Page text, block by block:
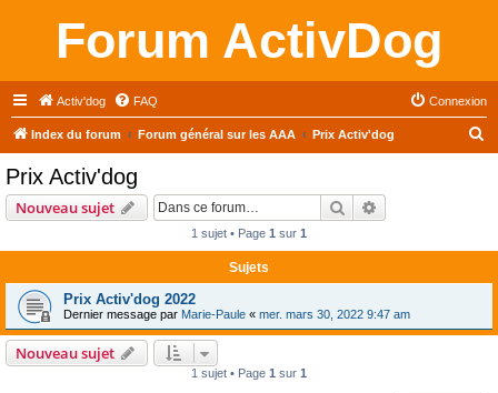
Forum ActivDog
Activ'dog FAQ Connexion
Index du forum Forum général sur les AAA Prix Activ'dog
Prix Activ'dog
Nouveau sujet Rechercher
1 sujet • Page 1 sur 1
Sujets
Prix Activ'dog 2022
Dernier message par Marie-Paule « mer. mars 30, 2022 9:47 am
Nouveau sujet
1 sujet • Page 1 sur 1